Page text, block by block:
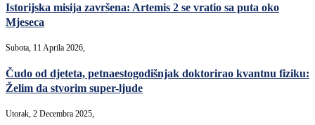
Istorijska misija završena: Artemis 2 se vratio sa puta oko
Mjeseca
Subota, 11 Aprila 2026,
Čudo od djeteta, petnaestogodišnjak doktorirao kvantnu fiziku:
Želim da stvorim super-ljude
Utorak, 2 Decembra 2025,